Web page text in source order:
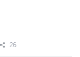
26